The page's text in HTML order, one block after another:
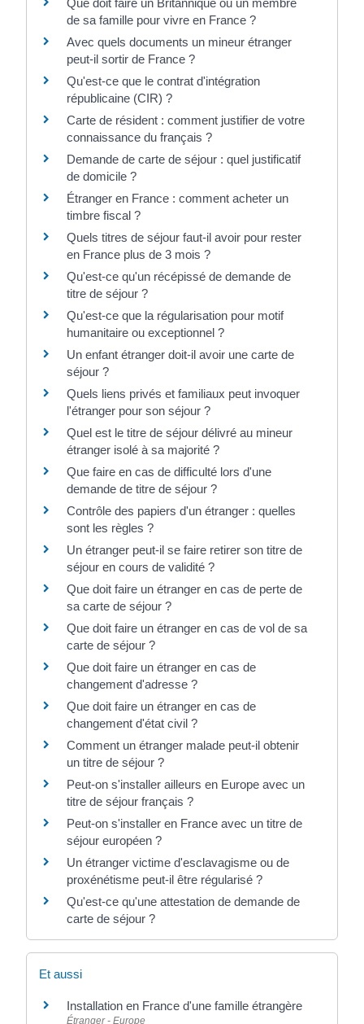
Que doit faire un Britannique ou un membre
de sa famille pour vivre en France ?
Avec quels documents un mineur étranger
peut-il sortir de France ?
Qu'est-ce que le contrat d'intégration
républicaine (CIR) ?
Carte de résident : comment justifier de votre
connaissance du français ?
Demande de carte de séjour : quel justificatif
de domicile ?
Étranger en France : comment acheter un
timbre fiscal ?
Quels titres de séjour faut-il avoir pour rester
en France plus de 3 mois ?
Qu'est-ce qu'un récépissé de demande de
titre de séjour ?
Qu'est-ce que la régularisation pour motif
humanitaire ou exceptionnel ?
Un enfant étranger doit-il avoir une carte de
séjour ?
Quels liens privés et familiaux peut invoquer
l'étranger pour son séjour ?
Quel est le titre de séjour délivré au mineur
étranger isolé à sa majorité ?
Que faire en cas de difficulté lors d'une
demande de titre de séjour ?
Contrôle des papiers d'un étranger : quelles
sont les règles ?
Un étranger peut-il se faire retirer son titre de
séjour en cours de validité ?
Que doit faire un étranger en cas de perte de
sa carte de séjour ?
Que doit faire un étranger en cas de vol de sa
carte de séjour ?
Que doit faire un étranger en cas de
changement d'adresse ?
Que doit faire un étranger en cas de
changement d'état civil ?
Comment un étranger malade peut-il obtenir
un titre de séjour ?
Peut-on s'installer ailleurs en Europe avec un
titre de séjour français ?
Peut-on s'installer en France avec un titre de
séjour européen ?
Un étranger victime d'esclavagisme ou de
proxénétisme peut-il être régularisé ?
Qu'est-ce qu'une attestation de demande de
carte de séjour ?
Et aussi
Installation en France d'une famille étrangère
Étranger - Europe